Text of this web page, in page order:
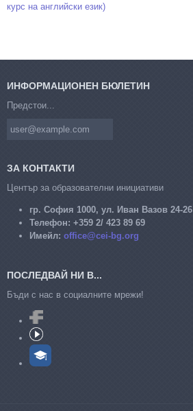
курс на английски език)
ИНФОРМАЦИОНЕН БЮЛЕТИН
Предстои...
ЗА КОНТАКТИ
Център за образователни инициативи
гр. София 1000, ул. Иван Вазов 24-26
Телефон: +359 2/ 423 89 69
Имейл: office@cei-bg.org
ПОСЛЕДВАЙ НИ В...
Бъди с нас в социалните мрежи!